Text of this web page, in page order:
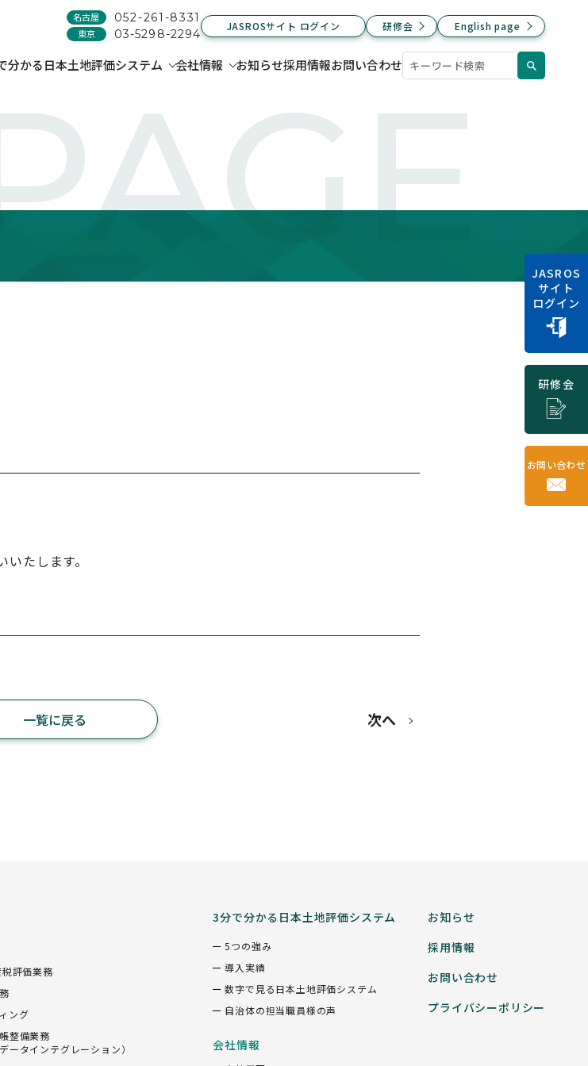
名古屋 052-261-8331
東京 03-5298-2294
JASROSサイト ログイン 研修会 English page
分かる日本土地評価システム 会社情報 お知らせ採用情報お問い合わせ
JASROS
サイト
ログイン
研修会
お問い合わせ
たします。
一覧に戻る 次へ
評価業務
ング
整備業務
ータインテグレーション）
3分で分かる日本土地評価システム
5つの強み
導入実績
数字で見る日本土地評価システム
自治体の担当職員様の声
会社情報
お知らせ
採用情報
お問い合わせ
プライバシーポリシー